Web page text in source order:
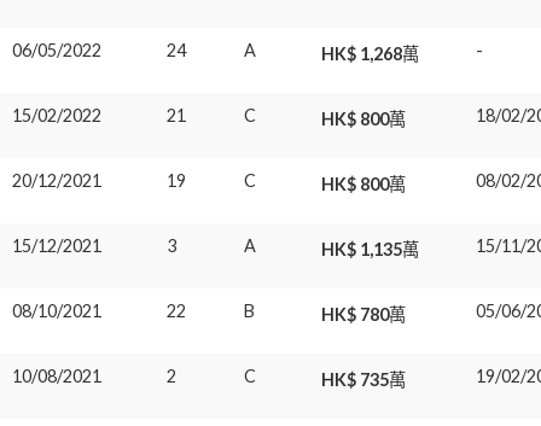
06/05/2022 24 A HK$ 1,268萬 -
15/02/2022 21 C HK$ 800萬 18/02/
20/12/2021 19 C HK$ 800萬 08/02/
15/12/2021 3 A HK$ 1,135萬 15/11/
08/10/2021 22 B HK$ 780萬 05/06/
10/08/2021 2 C HK$ 735萬 19/02/